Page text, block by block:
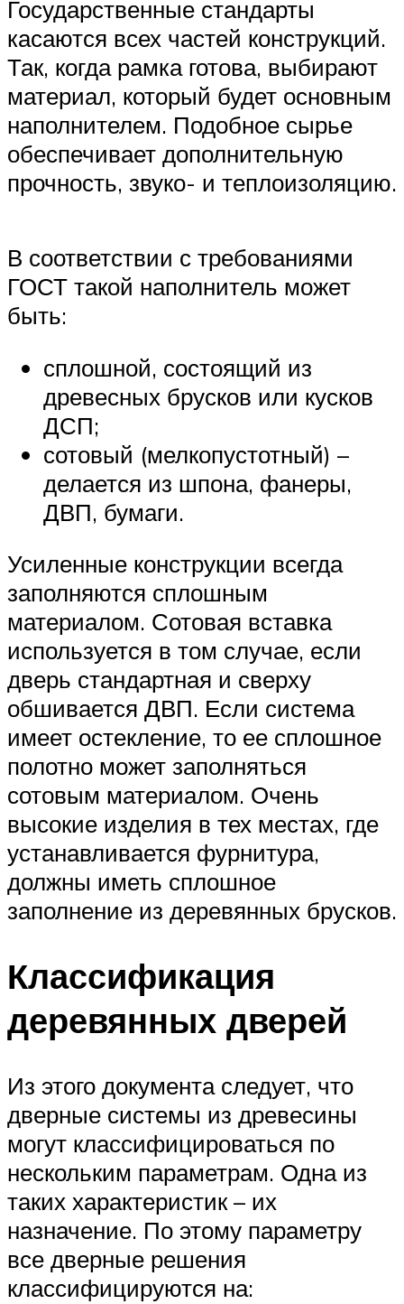
Государственные стандарты
касаются всех частей конструкций.
Так, когда рамка готова, выбирают
материал, который будет основным
наполнителем. Подобное сырье
обеспечивает дополнительную
прочность, звуко- и теплоизоляцию.
В соответствии с требованиями
ГОСТ такой наполнитель может
быть:
сплошной, состоящий из
древесных брусков или кусков
ДСП;
сотовый (мелкопустотный) –
делается из шпона, фанеры,
ДВП, бумаги.
Усиленные конструкции всегда
заполняются сплошным
материалом. Сотовая вставка
используется в том случае, если
дверь стандартная и сверху
обшивается ДВП. Если система
имеет остекление, то ее сплошное
полотно может заполняться
сотовым материалом. Очень
высокие изделия в тех местах, где
устанавливается фурнитура,
должны иметь сплошное
заполнение из деревянных брусков.
Классификация
деревянных дверей
Из этого документа следует, что
дверные системы из древесины
могут классифицироваться по
нескольким параметрам. Одна из
таких характеристик – их
назначение. По этому параметру
все дверные решения
классифицируются на: